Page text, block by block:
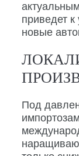
приведет
новые
Под